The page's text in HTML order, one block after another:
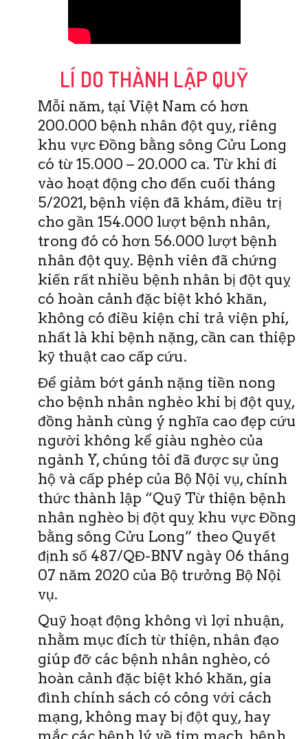
LÍ DO THÀNH LẬP QUỸ
Mỗi năm, tại Việt Nam có hơn
200.000 bệnh nhân đột quỵ, riêng
khu vực Đồng bằng sông Cửu Long
có từ 15.000 – 20.000 ca. Từ khi đi
vào hoạt động cho đến cuối tháng
5/2021, bệnh viện đã khám, điều trị
cho gần 154.000 lượt bệnh nhân,
trong đó có hơn 56.000 lượt bệnh
nhân đột quỵ. Bệnh viên đã chứng
kiến rất nhiều bệnh nhân bị đột quỵ
có hoàn cảnh đặc biệt khó khăn,
không có điều kiện chi trả viện phí,
nhất là khi bệnh nặng, cần can thiệp
kỹ thuật cao cấp cứu.
Để giảm bớt gánh nặng tiền nong
cho bệnh nhân nghèo khi bị đột quỵ,
đồng hành cùng ý nghĩa cao đẹp cứu
người không kể giàu nghèo của
ngành Y, chúng tôi đã được sự ủng
hộ và cấp phép của Bộ Nội vụ, chính
thức thành lập “Quỹ Từ thiện bệnh
nhân nghèo bị đột quỵ khu vực Đồng
bằng sông Cửu Long” theo Quyết
định số 487/QĐ-BNV ngày 06 tháng
07 năm 2020 của Bộ trưởng Bộ Nội
vụ.
Quỹ hoạt động không vì lợi nhuận,
nhằm mục đích từ thiện, nhân đạo
giúp đỡ các bệnh nhân nghèo, có
hoàn cảnh đặc biệt khó khăn, gia
đình chính sách có công với cách
mạng, không may bị đột quỵ, hay